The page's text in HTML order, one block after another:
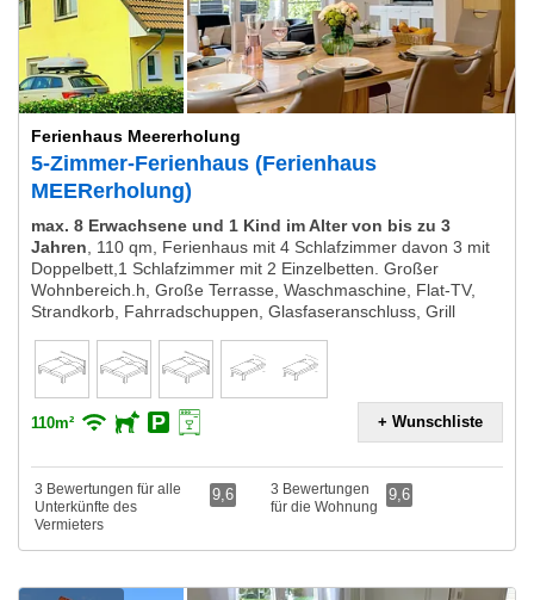
Ferienhaus Meererholung
5-Zimmer-Ferienhaus (Ferienhaus
MEERerholung)
max. 8 Erwachsene und 1 Kind im Alter von bis zu 3
Jahren
110 qm, Ferienhaus mit 4 Schlafzimmer davon 3 mit
Doppelbett,1 Schlafzimmer mit 2 Einzelbetten. Großer
Wohnbereich.h, Große Terrasse, Waschmaschine, Flat-TV,
Strandkorb, Fahrradschuppen, Glasfaseranschluss, Grill
110m² + Wunschliste
3 Bewertungen für alle
Unterkünfte des
Vermieters
9,6
3 Bewertungen
für die Wohnung
9,6